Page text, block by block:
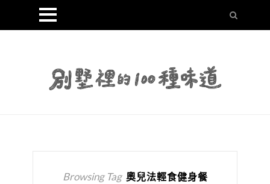
Browsing Tag 奧兒法輕食健身餐